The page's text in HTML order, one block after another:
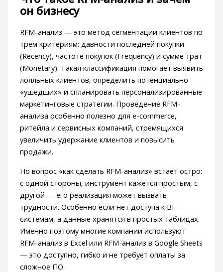
он бизнесу
RFM-анализ — это метод сегментации клиентов по
трем критериям: давности последней покупки
(Recency), частоте покупок (Frequency) и сумме трат
(Monetary). Такая классификация помогает выявить
лояльных клиентов, определить потенциально
«ушедших» и спланировать персонализированные
маркетинговые стратегии. Проведение RFM-
анализа особенно полезно для e-commerce,
ритейла и сервисных компаний, стремящихся
увеличить удержание клиентов и повысить
продажи.
Но вопрос «как сделать RFM-анализ» встает остро:
с одной стороны, инструмент кажется простым, с
другой — его реализация может вызвать
трудности. Особенно если нет доступа к BI-
системам, а данные хранятся в простых таблицах.
Именно поэтому многие компании используют
RFM-анализ в Excel или RFM-анализ в Google Sheets
— это доступно, гибко и не требует оплаты за
сложное ПО.